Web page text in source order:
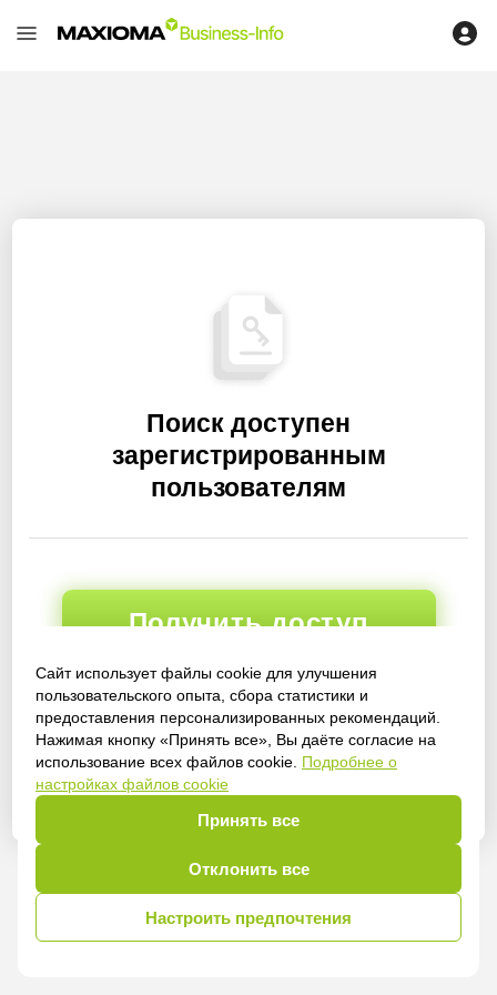
Сайт использует файлы cookie для улучшения
пользовательского опыта, сбора статистики и
предоставления персонализированных рекомендаций.
Нажимая кнопку «Принять все», Вы даёте согласие на
использование всех файлов cookie. Подробнее о
настройках файлов cookie
Принять все
Отклонить все
Настроить предпочтения
Поиск доступен
зарегистрированным
пользователям
Получить доступ
Войти